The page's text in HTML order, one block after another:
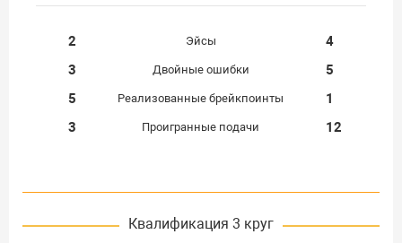
2 Эйсы
4
3
Двойные ошибки
5
5
Реализованные брейкпоинты
1
3
Проигранные подачи 12
Квалификация 3 круг